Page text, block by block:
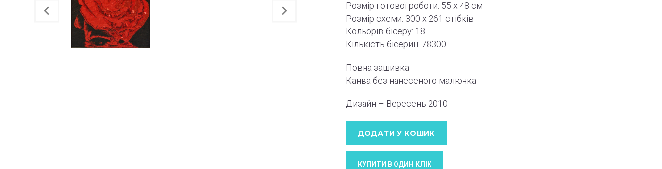
Розмір готової роботи: 55 x 48 см
Розмір схеми: 300 x 261 стібків
Кольорів бісеру: 18
Кількість бісерин: 78300
Повна зашивка
Канва без нанесеного малюнка
Дизайн – Вересень 2010
ДОДАТИ У КОШИК
КУПИТИ В ОДИН КЛIК